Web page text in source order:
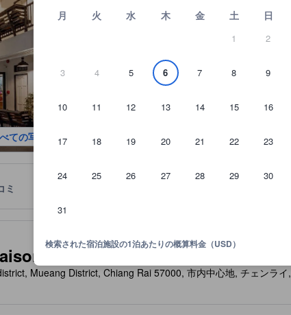
月 火 水 木 金 土 日
1 2
3 4 5 6 7 8 9
10 11 12 13 14 15 16
17 18 19 20 21 22 23
24 25 26 27 28 29 30
31
検索された宿泊施設の1泊あたりの概算料金（USD）
ての写真を見る
ミ
De Chiangrai)
Mueang District, Chiang Rai 57000, 市内中心地, チェンライ,